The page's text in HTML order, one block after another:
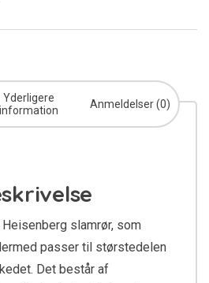
Yderligere
information
Anmeldelser (0)
slamrør, som
passer til størstedelen
Det består af